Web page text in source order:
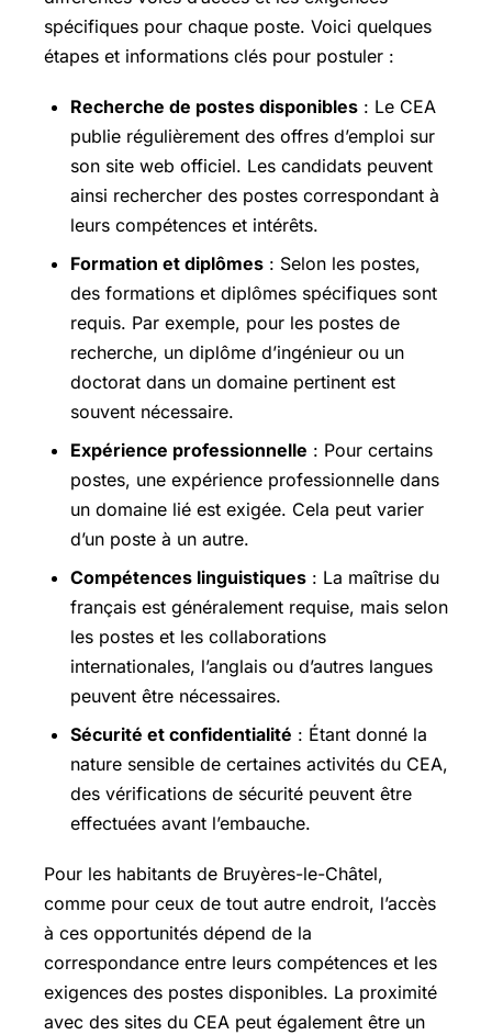
spécifiques pour chaque poste. Voici quelques
étapes et informations clés pour postuler :
Recherche de postes disponibles : Le CEA
publie régulièrement des offres d’emploi sur
son site web officiel. Les candidats peuvent
ainsi rechercher des postes correspondant à
leurs compétences et intérêts.
Formation et diplômes : Selon les postes,
des formations et diplômes spécifiques sont
requis. Par exemple, pour les postes de
recherche, un diplôme d’ingénieur ou un
doctorat dans un domaine pertinent est
souvent nécessaire.
Expérience professionnelle : Pour certains
postes, une expérience professionnelle dans
un domaine lié est exigée. Cela peut varier
d’un poste à un autre.
Compétences linguistiques : La maîtrise du
français est généralement requise, mais selon
les postes et les collaborations
internationales, l’anglais ou d’autres langues
peuvent être nécessaires.
Sécurité et confidentialité : Étant donné la
nature sensible de certaines activités du CEA,
des vérifications de sécurité peuvent être
effectuées avant l’embauche.
Pour les habitants de Bruyères-le-Châtel,
comme pour ceux de tout autre endroit, l’accès
à ces opportunités dépend de la
correspondance entre leurs compétences et les
exigences des postes disponibles. La proximité
avec des sites du CEA peut également être un